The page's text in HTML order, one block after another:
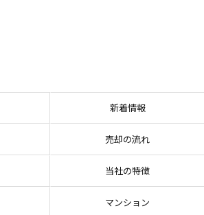
新着情報
売却の流れ
当社の特徴
マンション